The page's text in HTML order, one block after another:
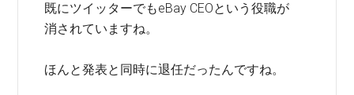
既にツイッターでもeBay CEOという役職が
消されていますね。
ほんと発表と同時に退任だったんですね。